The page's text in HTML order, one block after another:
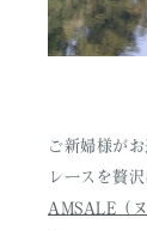
ご新婦様が
レースを贅
AMSALE（